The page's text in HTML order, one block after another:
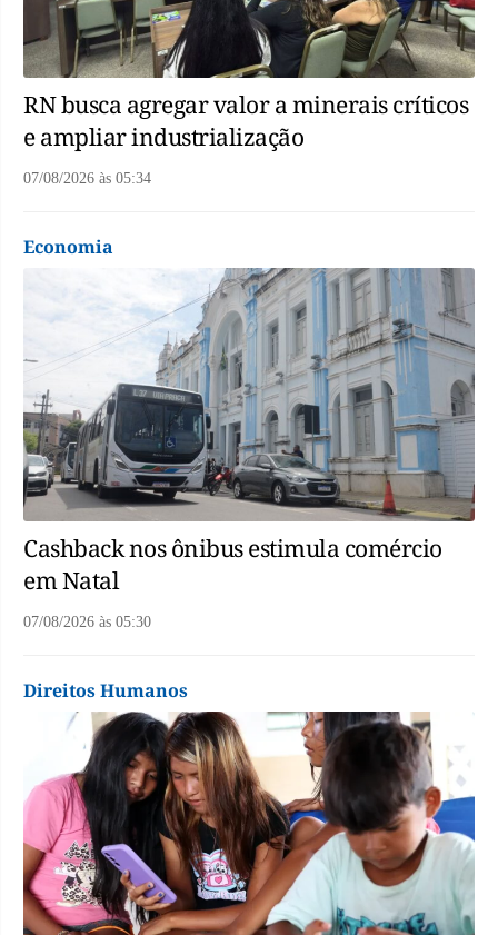
RN busca agregar valor a minerais críticos
e ampliar industrialização
07/08/2026 às 05:34
Economia
Cashback nos ônibus estimula comércio
em Natal
07/08/2026 às 05:30
Direitos Humanos